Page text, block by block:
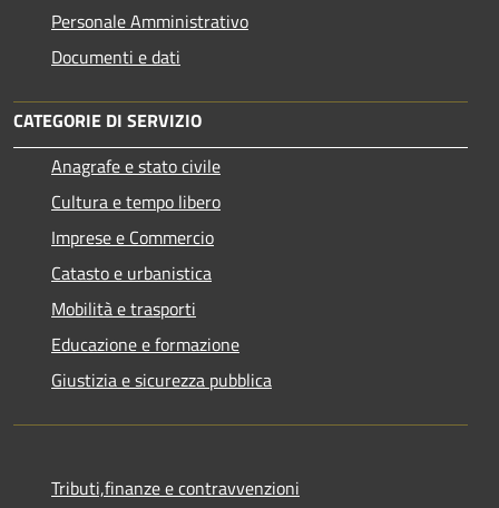
Personale Amministrativo
Documenti e dati
CATEGORIE DI SERVIZIO
Anagrafe e stato civile
Cultura e tempo libero
Imprese e Commercio
Catasto e urbanistica
Mobilità e trasporti
Educazione e formazione
Giustizia e sicurezza pubblica
Tributi,finanze e contravvenzioni